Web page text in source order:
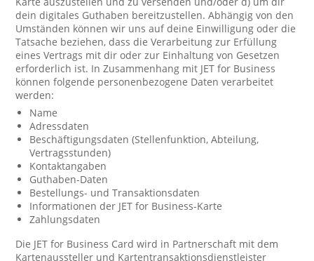
dein digitales Guthaben bereitzustellen. Abhängig von den
Umständen können wir uns auf deine Einwilligung oder die
Tatsache beziehen, dass die Verarbeitung zur Erfüllung
eines Vertrags mit dir oder zur Einhaltung von Gesetzen
erforderlich ist. In Zusammenhang mit JET for Business
können folgende personenbezogene Daten verarbeitet
werden:
Name
Adressdaten
Beschäftigungsdaten (Stellenfunktion, Abteilung,
Vertragsstunden)
Kontaktangaben
Guthaben-Daten
Bestellungs- und Transaktionsdaten
Informationen der JET for Business-Karte
Zahlungsdaten
Die JET for Business Card wird in Partnerschaft mit dem
Kartenaussteller und Kartentransaktionsdienstleister